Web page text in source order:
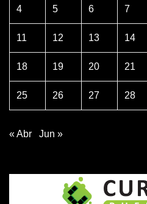
4 5 6 7
11 12 13 14
18 19 20 21
25 26 27 28
« Abr Jun »